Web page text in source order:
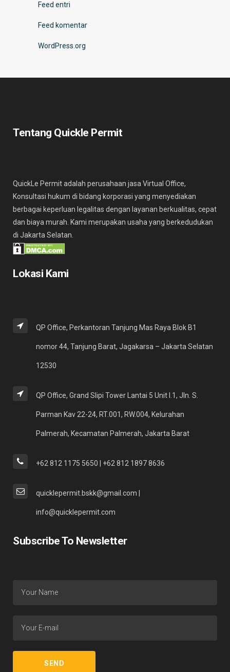
Feed entri
Feed komentar
WordPress.org
Tentang Quickle Permit
QuickLe Permit adalah perusahaan jasa Virtual Office,
Konsultasi hukum di bidang korporasi yang menyediakan
berbagai keperluan legalitas dengan layanan berkualitas, cepat
dan biaya murah. Kami merupakan usaha yang berkedudukan
di Jakarta Selatan.
Lokasi Kami
QP Office, Perkantoran Tanjung Mas Raya Blok B1
nomor 44, Tanjung Barat, Jagakarsa – Jakarta Selatan
12530
QP Office, Grand Slipi Tower Lantai 5 Unit I.1, Jln. S.
Parman Kav 22-24, RT.001, RW.004, Kelurahan
Palmerah, Kecamatan Palmerah, Jakarta Barat
+62 812 1175 5650 | +62 812 1897 8636
quicklepermit.bskk@gmail.com |
info@quicklepermit.com
Subscribe To Newsletter